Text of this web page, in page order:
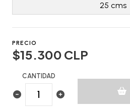
25 cms
PRECIO
$15.300 CLP
CANTIDAD